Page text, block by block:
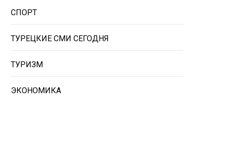
СПОРТ
ТУРЕЦКИЕ СМИ СЕГОДНЯ
ТУРИЗМ
ЭКОНОМИКА